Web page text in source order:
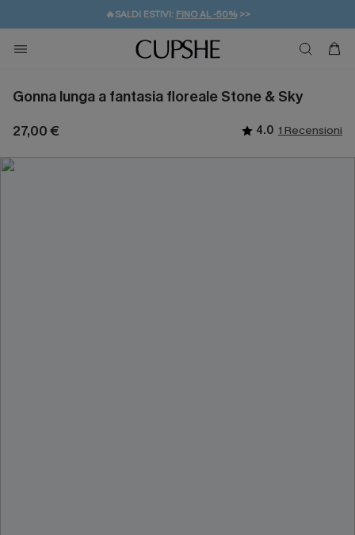
🔥SALDI ESTIVI: FINO AL -50%>>
🚚SPEDIZIONE GRATUITA DA 49€
💌REGALO PER I NUOVI: 20% DI SCONTO*
Gonna lunga a fantasia floreale Stone & Sky
27,00 € 4.0 1 Recensioni